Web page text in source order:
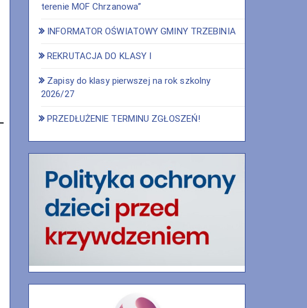
terenie MOF Chrzanowa”
INFORMATOR OŚWIATOWY GMINY TRZEBINIA
REKRUTACJA DO KLASY I
Zapisy do klasy pierwszej na rok szkolny
2026/27
PRZEDŁUŻENIE TERMINU ZGŁOSZEŃ!